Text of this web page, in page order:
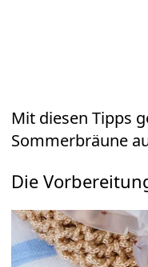
Mit diesen Tipps
Sommerbräune
Die